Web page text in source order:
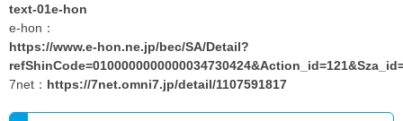
text-01e-hon
e-hon：
https://www.e-hon.ne.jp/bec/SA/Detail?
7net： https://7net.omni7.jp/detail/1107591817